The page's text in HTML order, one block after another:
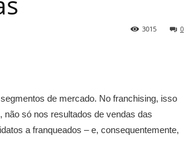
0
3015
de mercado. No franchising, isso
não só nos resultados de vendas das
a franqueados – e, consequentemente,